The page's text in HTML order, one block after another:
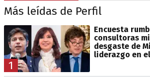
Más leídas de Perfil
1
Encuesta
consultoras
desgaste de
liderazgo en